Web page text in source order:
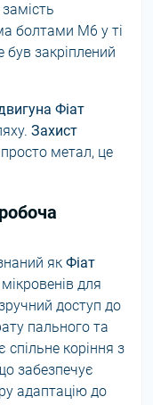
болтами М6 у ті
був закріплений
Фіат
Захист
метал, це
як Фіат
для
доступ до
пального та
коріння з
забезпечує
адаптацію до